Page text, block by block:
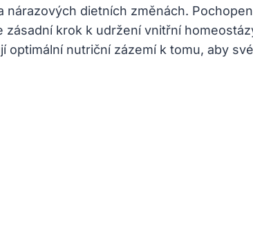
dietních změnách.
krok k udržení vnitřní
nutriční zázemí k tomu, aby